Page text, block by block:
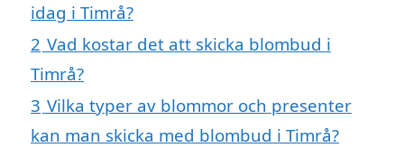
idag i Timrå?
2 Vad kostar det att skicka blombud i
Timrå?
3 Vilka typer av blommor och presenter
kan man skicka med blombud i Timrå?